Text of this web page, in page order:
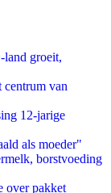
land groeit,
centrum van
12-jarige
als moeder"
borstvoeding
over pakket